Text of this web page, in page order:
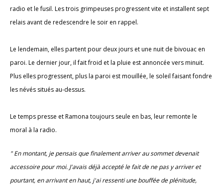
radio et le fusil. Les trois grimpeuses progressent vite et installent sept
relais avant de redescendre le soir en rappel.
Le lendemain, elles partent pour deux jours et une nuit de bivouac en
paroi. Le dernier jour, il fait froid et la pluie est annoncée vers minuit.
Plus elles progressent, plus la paroi est mouillée, le soleil faisant fondre
les névés situés au-dessus.
Le temps presse et Ramona toujours seule en bas, leur remonte le
moral à la radio.
" En montant, je pensais que finalement arriver au sommet devenait
accessoire pour moi. J'avais déjà accepté le fait de ne pas y arriver et
pourtant, en arrivant en haut, j'ai ressenti une bouffée de plénitude,